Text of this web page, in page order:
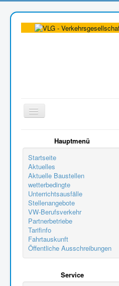
Toggle
Navigation
Aktuelle Seite: Kundenzentrum
Hauptmenü
Startseite
Aktuelles
Aktuelle Baustellen
wetterbedingte
Unterrichtsausfälle
Stellenangebote
VW-Berufsverkehr
Partnerbetriebe
Tarifinfo
Fahrtauskunft
Öffentliche Ausschreibungen
Service